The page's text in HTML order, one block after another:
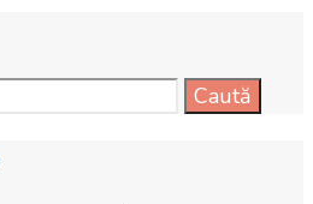
Caută